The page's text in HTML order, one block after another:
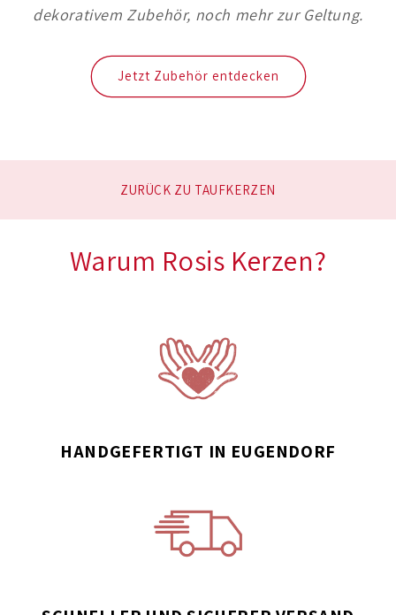
dekorativem Zubehör, noch mehr zur Geltung.
Jetzt Zubehör entdecken
ZURÜCK ZU TAUFKERZEN
Warum Rosis Kerzen?
HANDGEFERTIGT IN EUGENDORF